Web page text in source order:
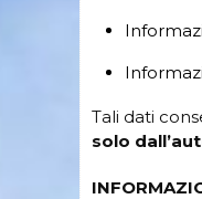
Tali dati
solo